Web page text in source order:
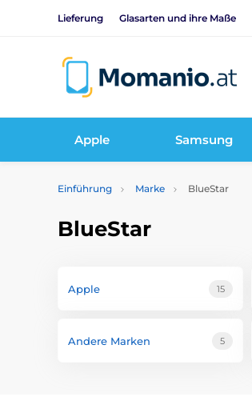
Lieferung Glasarten und ihre Maße
Apple Samsung
Einführung Marke BlueStar
BlueStar
Apple 15
Andere Marken 5